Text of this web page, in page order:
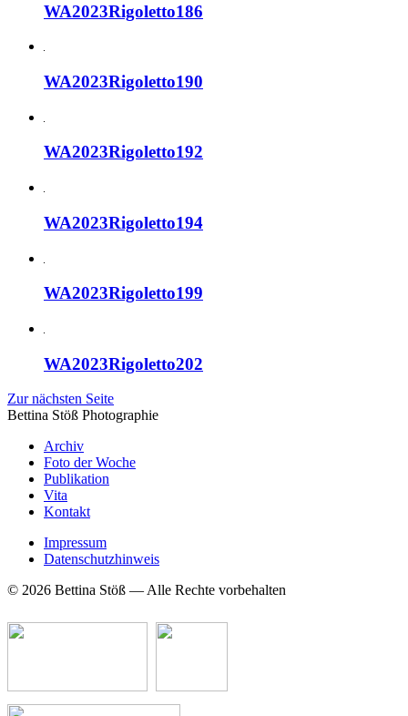
WA2023Rigoletto186
WA2023Rigoletto190
WA2023Rigoletto192
WA2023Rigoletto194
WA2023Rigoletto199
WA2023Rigoletto202
Zur nächsten Seite
Bettina Stöß Photographie
Archiv
Foto der Woche
Publikation
Vita
Kontakt
Impressum
Datenschutzhinweis
© 2026 Bettina Stöß — Alle Rechte vorbehalten